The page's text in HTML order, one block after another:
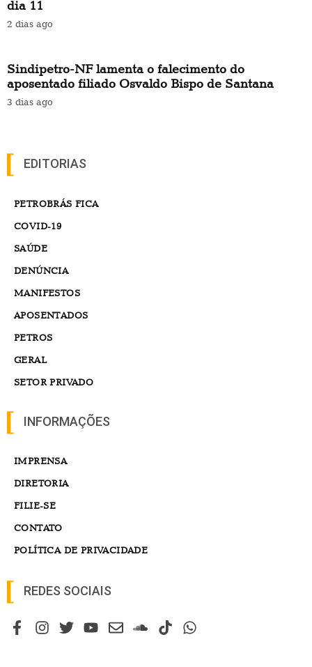
dia 11
2 dias ago
Sindipetro-NF lamenta o falecimento do
aposentado filiado Osvaldo Bispo de Santana
3 dias ago
EDITORIAS
PETROBRÁS FICA
COVID-19
SAÚDE
DENÚNCIA
MANIFESTOS
APOSENTADOS
PETROS
GERAL
SETOR PRIVADO
INFORMAÇÕES
IMPRENSA
DIRETORIA
FILIE-SE
CONTATO
POLÍTICA DE PRIVACIDADE
REDES SOCIAIS